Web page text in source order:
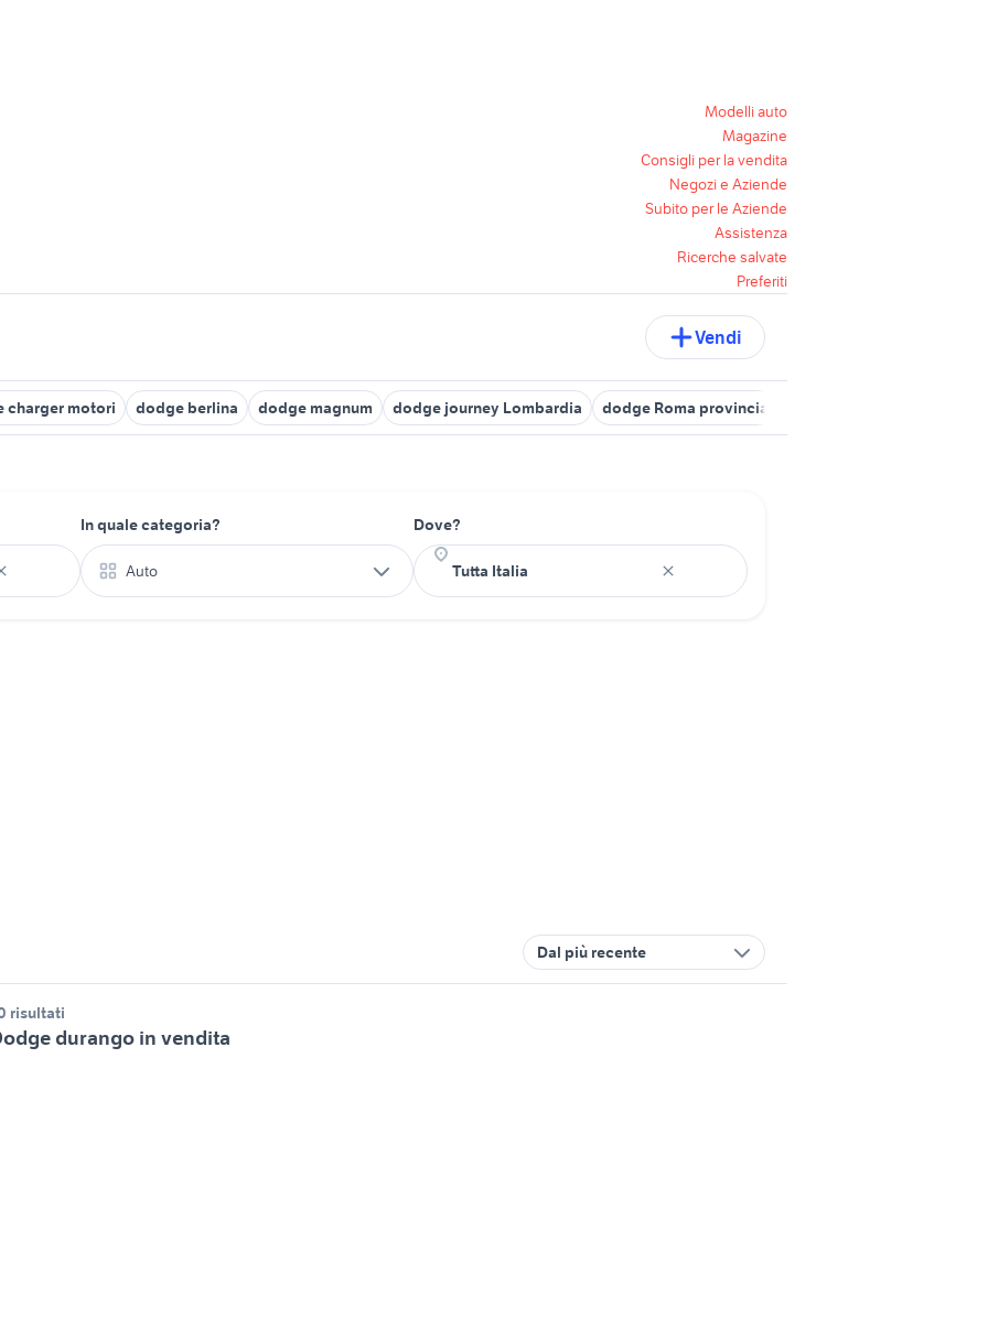
Modelli auto
Magazine
Consigli per la vendita
Negozi e Aziende
Subito per le Aziende
Assistenza
Ricerche salvate
Preferiti
Vendi
charger motori dodge berlina dodge magnum dodge journey Lombardia dodge Roma provincia
In quale categoria?
Auto
Dove?
Dal più recente
risultati
durango in vendita